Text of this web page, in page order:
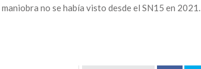
no se había visto desde el SN15 en 2021.